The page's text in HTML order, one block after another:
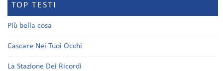
TOP TESTI
Più bella cosa
Cascare Nei Tuoi Occhi
La Stazione Dei Ricordi